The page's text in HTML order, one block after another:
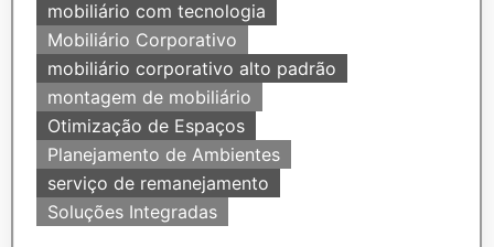
mobiliário com tecnologia
Mobiliário Corporativo
mobiliário corporativo alto padrão
montagem de mobiliário
Otimização de Espaços
Planejamento de Ambientes
serviço de remanejamento
Soluções Integradas